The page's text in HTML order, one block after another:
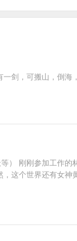
剑，可搬山，倒海
） 刚刚参加工作
这个世界还有女神